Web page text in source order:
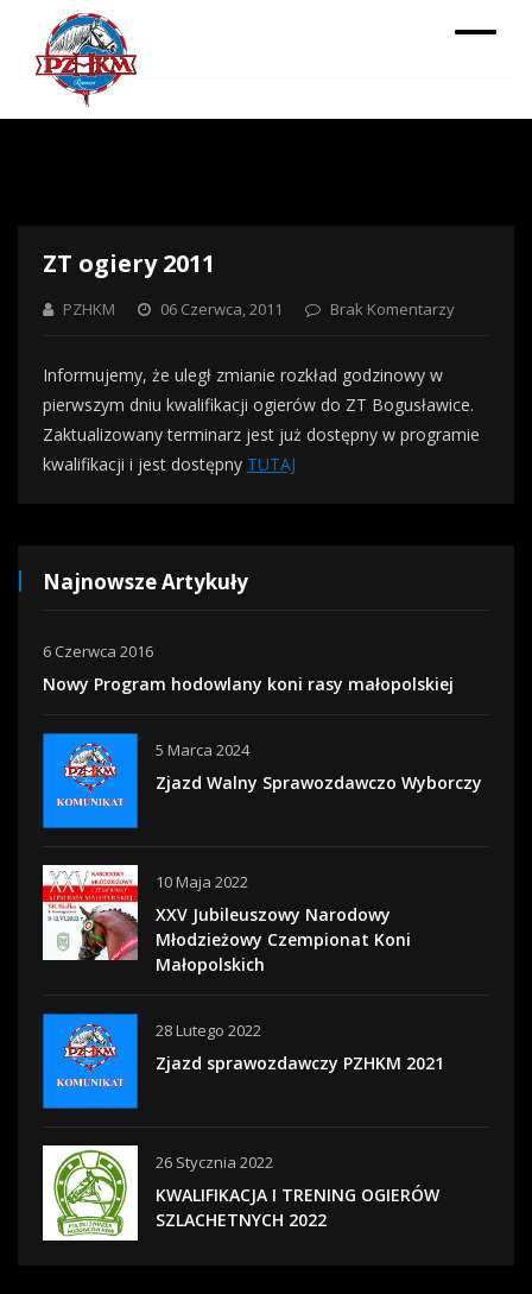
ZT ogiery 2011
PZHKM 06 Czerwca, 2011 Brak Komentarzy
Informujemy, że uległ zmianie rozkład godzinowy w
pierwszym dniu kwalifikacji ogierów do ZT Bogusławice.
Zaktualizowany terminarz jest już dostępny w programie
kwalifikacji i jest dostępny TUTAJ
Najnowsze Artykuły
6 Czerwca 2016
Nowy Program hodowlany koni rasy małopolskiej
5 Marca 2024
Zjazd Walny Sprawozdawczo Wyborczy
10 Maja 2022
XXV Jubileuszowy Narodowy
Młodzieżowy Czempionat Koni
Małopolskich
28 Lutego 2022
Zjazd sprawozdawczy PZHKM 2021
26 Stycznia 2022
KWALIFIKACJA I TRENING OGIERÓW
SZLACHETNYCH 2022